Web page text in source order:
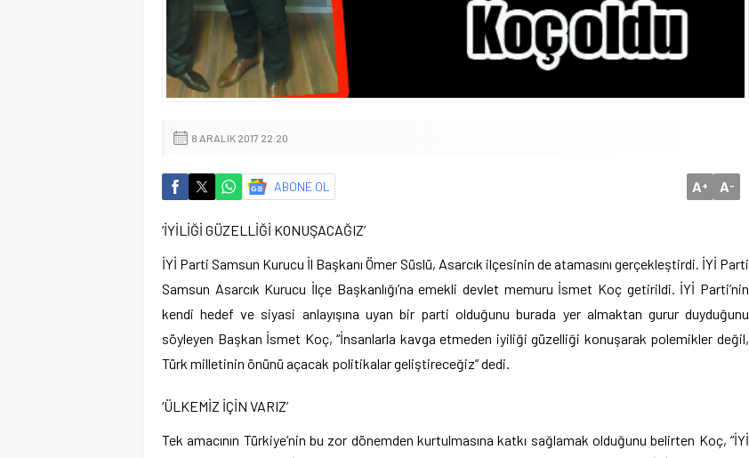
8 ARALIK 2017 22:20
ABONE OL A+ A-
‘İYİLİĞİ GÜZELLİĞİ KONUŞACAĞIZ’
İYİ Parti Samsun Kurucu İl Başkanı Ömer Süslü, Asarcık ilçesinin de atamasını gerçekleştirdi. İYİ Parti
Samsun Asarcık Kurucu İlçe Başkanlığı’na emekli devlet memuru İsmet Koç getirildi. İYİ Parti’nin
kendi hedef ve siyasi anlayışına uyan bir parti olduğunu burada yer almaktan gurur duyduğunu
söyleyen Başkan İsmet Koç, “İnsanlarla kavga etmeden iyiliği güzelliği konuşarak polemikler değil,
Türk milletinin önünü açacak politikalar geliştireceğiz” dedi.
‘ÜLKEMİZ İÇİN VARIZ’
Tek amacının Türkiye’nin bu zor dönemden kurtulmasına katkı sağlamak olduğunu belirten Koç, “İYİ